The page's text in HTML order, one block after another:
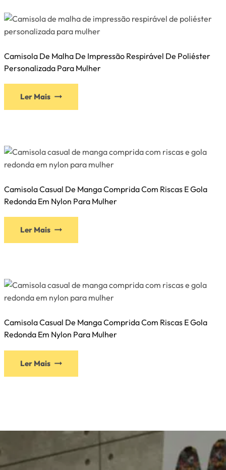
Camisola De Malha De Impressão Respirável De Poliéster
Personalizada Para Mulher
Ler Mais
Camisola Casual De Manga Comprida Com Riscas E Gola
Redonda Em Nylon Para Mulher
Ler Mais
Camisola Casual De Manga Comprida Com Riscas E Gola
Redonda Em Nylon Para Mulher
Ler Mais